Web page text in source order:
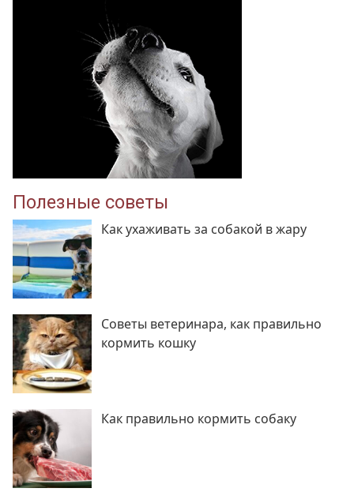
Полезные советы
Как ухаживать за собакой в жару
Советы ветеринара, как правильно
кормить кошку
Как правильно кормить собаку